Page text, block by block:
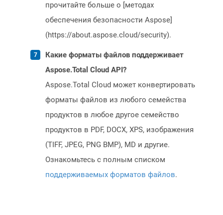
прочитайте больше о [методах
обеспечения безопасности Aspose]
(https://about.aspose.cloud/security).
Какие форматы файлов поддерживает
Aspose.Total Cloud API?
Aspose.Total Cloud может конвертировать
форматы файлов из любого семейства
продуктов в любое другое семейство
продуктов в PDF, DOCX, XPS, изображения
(TIFF, JPEG, PNG BMP), MD и другие.
Ознакомьтесь с полным списком
поддерживаемых форматов файлов.